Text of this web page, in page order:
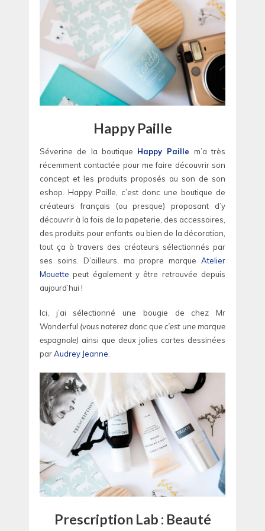
Happy Paille
Séverine de la boutique Happy Paille m’a très
récemment contactée pour me faire découvrir son
concept et les produits proposés au son de son
eshop. Happy Paille, c’est donc une boutique de
créateurs français (ou presque) proposant d’y
découvrir à la fois de la papeterie, des accessoires,
des produits pour enfants ou bien de la décoration,
tout ça à travers des créateurs sélectionnés par
ses soins. D’ailleurs, ma propre marque Atelier
Mouette peut également y être retrouvée depuis
aujourd’hui !
Ici, j’ai sélectionné une bougie de chez Mr
Wonderful (vous noterez donc que c’est une marque
espagnole) ainsi que deux jolies cartes dessinées
parAudrey Jeanne.
Prescription Lab : Beauté